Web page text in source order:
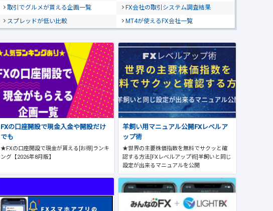
取引でグルメが貰える企画一覧
FX会社の取引システム調査結果
スプレッドが低い比較
MT4が使えるFX会社一覧
FXの口座開設で現金入金や開設だけ
でも
★FXの口座開設で現金が貰える[お得]ランキ
ング【2026年8月版】
羊飼い用マニュアル公開FXレベルア
ップ術
★世界の主要株価指数を無料でサクッと確
認する方法[FXレベルアップ術]羊飼いと同じ
設定が出来るマニュアルを公開